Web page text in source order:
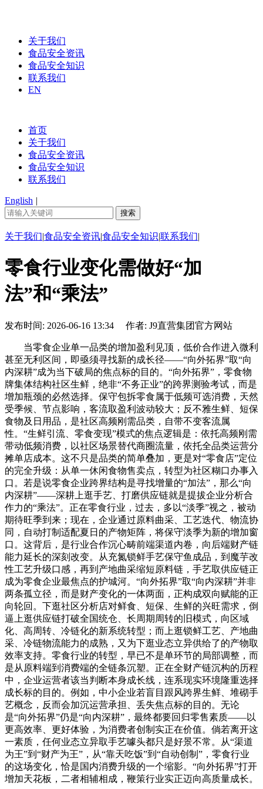
关于我们
食品安全资讯
食品安全知识
联系我们
EN
首页
关于我们
食品安全资讯
食品安全知识
联系我们
English |
关于我们|食品安全资讯|食品安全知识|联系我们|
零食行业变化需做好“加
法”和“乘法”
发布时间: 2026-06-16 13:34 作者: J9直营集团官方网站
当零食企业单一品类的增加盈利见顶，低价合作进入微利
甚至无利区间，即亟须寻找新的成长径——“向外拓界”取“向
内深耕”成为当下破局的焦点标的目的。“向外拓界”，零食物
牌集体结构社区生鲜，绝非“不务正业”的跨界测验考试，而是
增加瓶颈的必然选择。保守包拆零食属于低频可选消费，天然
受季候、节点影响，客流取盈利波动较大；反不雅生鲜、短保
食物及日用品，是社区高频刚需品类，自带不变客流属
性。“生鲜引流、零食变现”模式的焦点逻辑是：依托高频刚需
带动低频消费，以社区场景替代商圈流量，依托全品类运营分
摊单店成本。这不只是品类的简单叠加，更是对“零食店”定位
的完全升级：从单一休闲食物售卖点，转型为社区糊口办事入
口。若是说零食企业跨界结构是寻找增量的“加法”，那么“向
内深耕”——深耕上逛手艺、打磨供应链就是提拔企业分析合
作力的“乘法”。正在零食行业，过去，多以“淡季”视之，被动
期待旺季到来；现在，企业通过原料曲采、工艺迭代、物流协
同，自动打制适配夏日的产物矩阵，将保守淡季为新的增加窗
口。这背后，是行业合作沉心畴前端渠道内卷，向后端财产链
能力延长的深刻改变。从充氮锁鲜手艺保守鱼成品，到魔芋改
性工艺升级口感，再到产地曲采缩短原料链，手艺取供应链正
成为零食企业最焦点的护城河。“向外拓界”取“向内深耕”并非
两条孤立径，而是财产变化的一体两面，正构成双向赋能的正
向轮回。下逛社区分析店对鲜食、短保、生鲜的兴旺需求，倒
逼上逛供应链打破全国统仓、长周期周转的旧模式，向区域
化、高周转、冷链化的新系统转型；而上逛锁鲜工艺、产地曲
采、冷链物流能力的成熟，又为下逛业态立异供给了的产物取
效率支持。零食行业的转型，早已不是单环节的局部调整，而
是从原料端到消费端的全链条沉塑。正在全财产链沉构的历程
中，企业运营者该当判断本身成长线，连系现实环境隆重选择
成长标的目的。例如，中小企业若盲目跟风跨界生鲜、堆砌手
艺概念，反而会加沉运营承担、丢失焦点标的目的。无论
是“向外拓界”仍是“向内深耕”，最终都要回归零售素质——以
更高效率、更好体验，为消费者创制实正在价值。倘若离开这
一素质，任何业态立异取手艺噱头都只是好景不常。从“渠道
为王”到“财产为王”，从“靠天吃饭”到“自动创制”，零食行业
的这场变化，恰是国内消费升级的一个缩影。“向外拓界”打开
增加天花板，二者相辅相成，鞭策行业实正迈向高质量成长。